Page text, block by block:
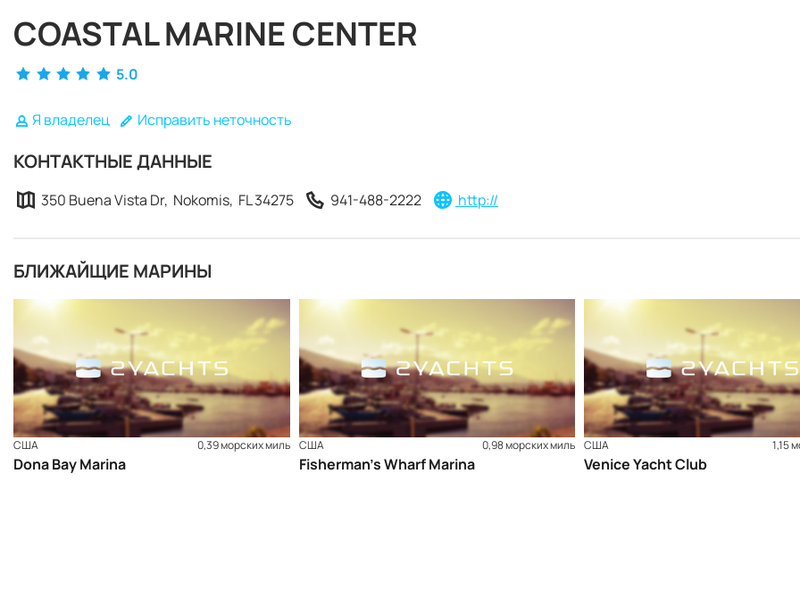
COASTAL MARINE CENTER
5.0
Я владелец Исправить неточность
КОНТАКТНЫЕ ДАННЫЕ
350 Buena Vista Dr, Nokomis, FL 34275 941-488-2222 http://
БЛИЖАЙЩИЕ МАРИНЫ
США 0,39 морских миль
Dona Bay Marina
США 0,98 морских миль
Fisherman’s Wharf Marina
США 1,15
Venice Yacht Club